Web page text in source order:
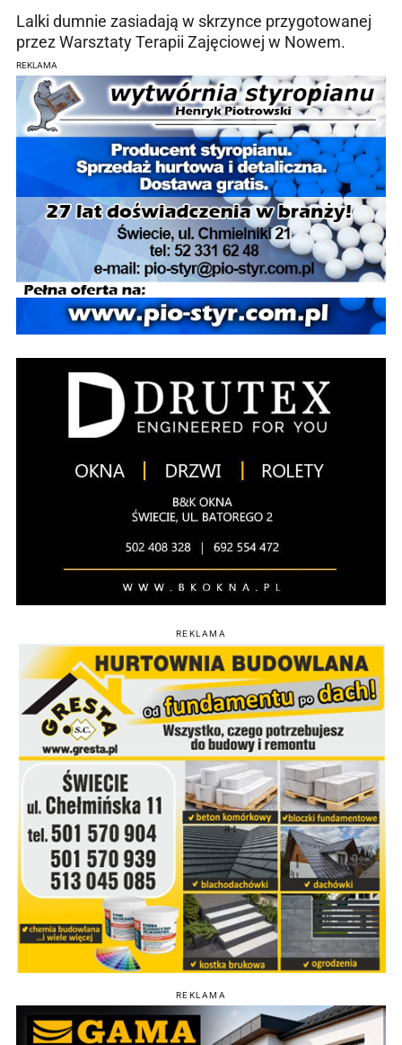
Lalki dumnie zasiadają w skrzynce przygotowanej
przez Warsztaty Terapii Zajęciowej w Nowem.
REKLAMA
REKLAMA
REKLAMA